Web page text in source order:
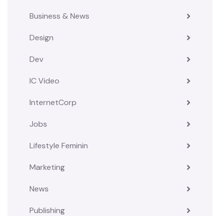
Business & News
Design
Dev
IC Video
InternetCorp
Jobs
Lifestyle Feminin
Marketing
News
Publishing